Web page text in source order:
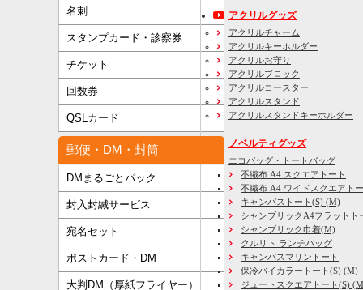
名刺
スタンプカード・診察券
チケット
回数券
QSLカード
郵便・DM・封筒
DMまるごとパック
封入封緘サービス
宛名セット
ポストカード・DM
大判DM（厚紙フライヤー）
アクリルグッズ
アクリルチャーム
アクリルキーホルダー
アクリルお守り
アクリルブロック
アクリルコースター
アクリルスタンド
アクリルスタンドキーホルダー
ノベルティグッズ
エコバッグ・トートバッグ
不織布 A4 スクエアトート
不織布 A4 ワイドスクエアト
キャンバストート(S) (M)
シャンブリックA4フラットト
シャンブリック巾着(M)
クルリト ランチバッグ
キャンバスマリントート
保冷バイカラートート(S) (M)
ジュートスクエアトート(S)